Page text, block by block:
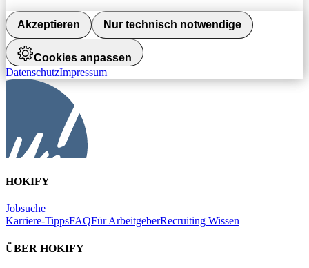
Akzeptieren Nur technisch notwendige
Cookies anpassen
DatenschutzImpressum
HOKIFY
Jobsuche
Karriere-TippsFAQFür ArbeitgeberRecruiting Wissen
ÜBER HOKIFY